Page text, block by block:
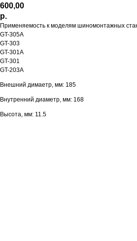
600,00
р.
Применяемость к моделям шиномонтажных
GT-305A
GT-303
GT-301A
GT-301
GT-203A
Внешний димаетр, мм: 185
Внутренний диаметр, мм: 168
Высота, мм: 11.5